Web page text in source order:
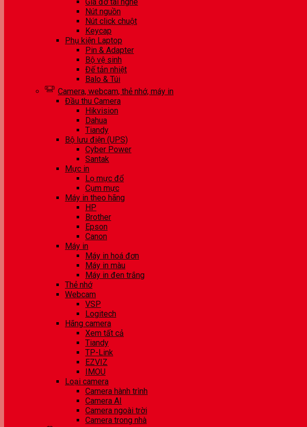
Nút nguồn
Nút click chuột
Keycap
Phụ kiện Laptop
Pin & Adapter
Bộ vệ sinh
Đế tản nhiệt
Balo & Túi
Camera, webcam, thẻ nhớ, máy in
Đầu thu Camera
Hikvision
Dahua
Tiandy
Bộ lưu điện (UPS)
Cyber Power
Santak
Mực in
Lọ mực đổ
Cụm mực
Máy in theo hãng
HP
Brother
Epson
Canon
Máy in
Máy in hoá đơn
Máy in màu
Máy in đen trắng
Thẻ nhớ
Webcam
VSP
Logitech
Hãng camera
Xem tất cả
Tiandy
TP-Link
EZVIZ
IMOU
Loại camera
Camera hành trình
Camera AI
Camera ngoài trời
Camera trong nhà